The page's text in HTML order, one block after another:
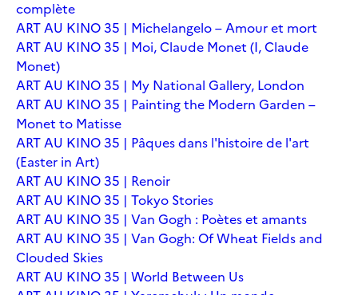
complète
ART AU KINO 35 | Michelangelo – Amour et mort
ART AU KINO 35 | Moi, Claude Monet (I, Claude
Monet)
ART AU KINO 35 | My National Gallery, London
ART AU KINO 35 | Painting the Modern Garden –
Monet to Matisse
ART AU KINO 35 | Pâques dans l'histoire de l'art
(Easter in Art)
ART AU KINO 35 | Renoir
ART AU KINO 35 | Tokyo Stories
ART AU KINO 35 | Van Gogh : Poètes et amants
ART AU KINO 35 | Van Gogh: Of Wheat Fields and
Clouded Skies
ART AU KINO 35 | World Between Us